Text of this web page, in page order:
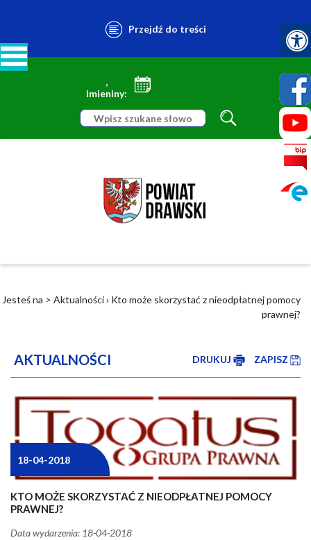
Przejdź do treści
,
imieniny:
Jesteś na > Aktualności› Kto może skorzystać z nieodpłatnej pomocy
prawnej?
AKTUALNOŚCI DRUKUJ ZAPISZ
18-04-2018
KTO MOŻE SKORZYSTAĆ Z NIEODPŁATNEJ POMOCY
PRAWNEJ?
Data wydarzenia: 18-04-2018